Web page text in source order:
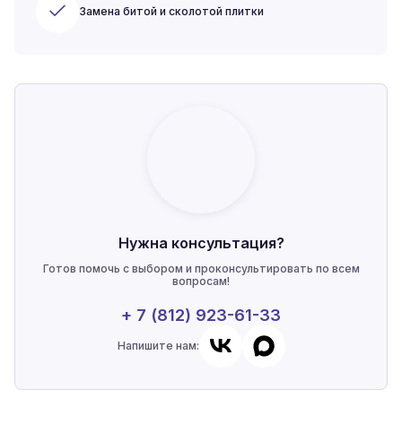
Замена битой и сколотой плитки
Нужна консультация?
Готов помочь с выбором и проконсультировать по всем
вопросам!
+ 7 (812) 923-61-33
Напишите нам: